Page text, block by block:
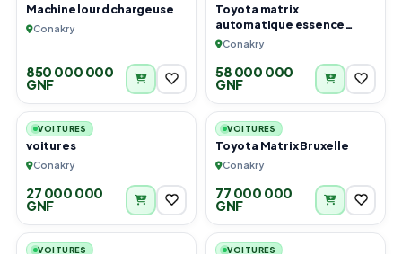
Machine lourd chargeuse
Conakry
850 000 000
GNF
Toyota matrix
automatique essence
climatisé
Conakry
58 000 000
GNF
6
VOITURES
voitures
Conakry
27 000 000
GNF
6
VOITURES
Toyota Matrix Bruxelle
Conakry
77 000 000
GNF
6
VOITURES
2
VOITURES